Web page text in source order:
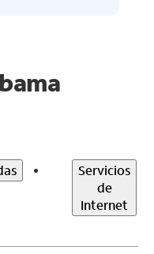
Servicios
de
Internet